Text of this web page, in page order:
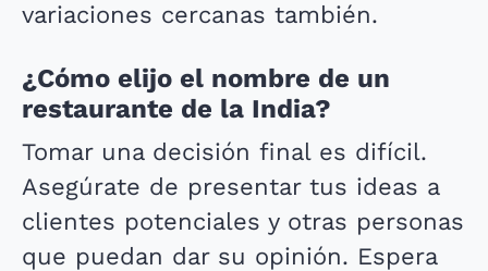
variaciones cercanas también.
¿Cómo elijo el nombre de un
restaurante de la India?
Tomar una decisión final es difícil.
Asegúrate de presentar tus ideas a
clientes potenciales y otras personas
que puedan dar su opinión. Espera